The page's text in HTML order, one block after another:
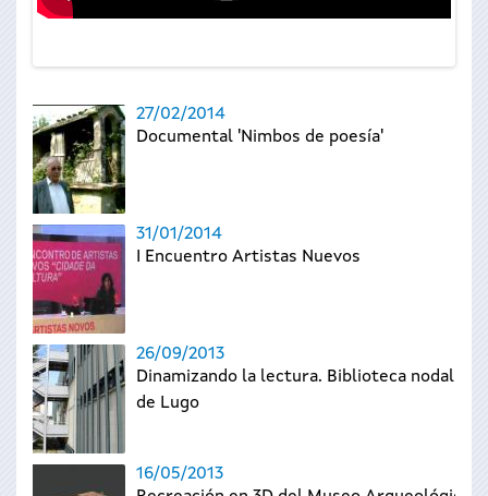
27/02/2014
Documental 'Nimbos de poesía'
31/01/2014
I Encuentro Artistas Nuevos
26/09/2013
Dinamizando la lectura. Biblioteca nodal
de Lugo
16/05/2013